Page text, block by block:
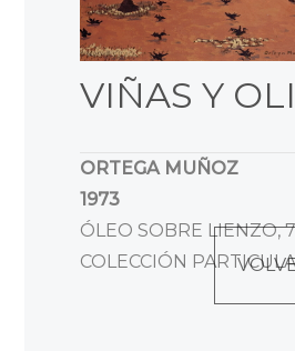
VIÑAS Y
ORTEGA MUÑOZ
1973
ÓLEO SOBRE LIENZO,
COLECCIÓN